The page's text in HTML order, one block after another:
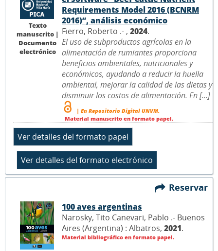
Texto
manuscrito |
Documento
electrónico
Requirements Model 2016 (BCNRM
2016)”, análisis económico
Fierro, Roberto .- , 2024.
El uso de subproductos agrícolas en la
alimentación de rumiantes proporciona
beneficios ambientales, nutricionales y
económicos, ayudando a reducir la huella
ambiental, mejorar la calidad de las dietas y
disminuir los costos de alimentación. En [...]
| En Repositorio Digital UNVM.
Material manuscrito en formato papel.
Reservar
100 aves argentinas
Narosky, Tito Canevari, Pablo .- Buenos
Aires (Argentina) : Albatros, 2021.
Material bibliográfico en formato papel.